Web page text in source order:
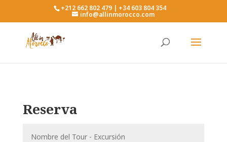
+212 662 802 479 | +34 603 804 354
info@allinmorocco.com
Reserva